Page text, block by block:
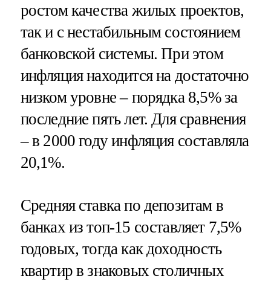
ростом качества жилых проектов,
так и с нестабильным состоянием
банковской системы. При этом
инфляция находится на достаточно
низком уровне – порядка 8,5% за
последние пять лет. Для сравнения
– в 2000 году инфляция составляла
20,1%.
Средняя ставка по депозитам в
банках из топ-15 составляет 7,5%
годовых, тогда как доходность
квартир в знаковых столичных